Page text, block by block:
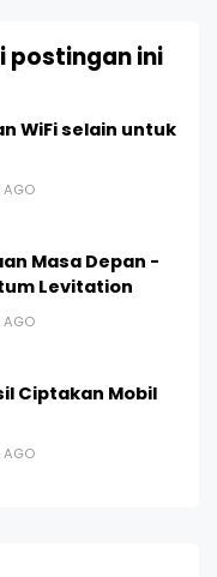
postingan ini
WiFi selain untuk
AGO
Masa Depan -
Levitation
AGO
Ciptakan Mobil
AGO